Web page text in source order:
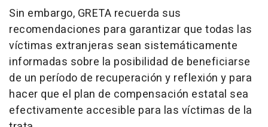
Sin embargo, GRETA recuerda sus
recomendaciones para garantizar que todas las
víctimas extranjeras sean sistemáticamente
informadas sobre la posibilidad de beneficiarse
de un período de recuperación y reflexión y para
hacer que el plan de compensación estatal sea
efectivamente accesible para las víctimas de la